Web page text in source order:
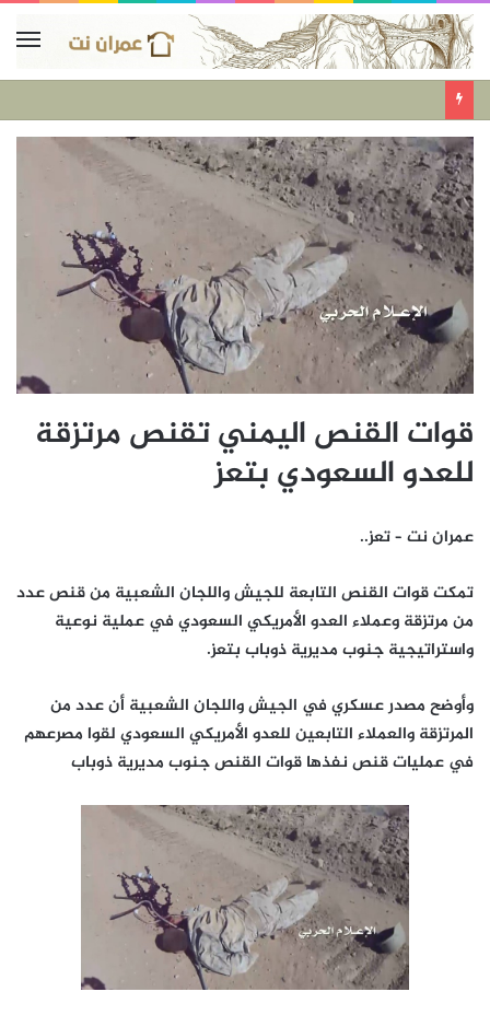
قوات القنص اليمني تقنص مرتزقة
للعدو السعودي بتعز
عمران نت – تعز..
تمكت قوات القنص التابعة للجيش واللجان الشعبية من قنص عدد
من مرتزقة وعملاء العدو الأمريكي السعودي في عملية نوعية
واستراتيجية جنوب مديرية ذوباب بتعز.
وأوضح مصدر عسكري في الجيش واللجان الشعبية أن عدد من
المرتزقة والعملاء التابعين للعدو الأمريكي السعودي لقوا مصرعهم
في عمليات قنص نفذها قوات القنص جنوب مديرية ذوباب